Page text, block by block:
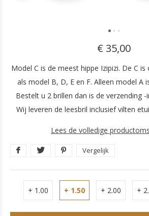
€ 35,00
Model C is de meest hippe Izipizi. De C
als model B, D, E en F. Alleen model A
Bestelt u 2 brillen dan is de verzending
Wij leveren de leesbril inclusief vilten
Lees de volledige
Vergelijk
+ 1.00 + 1.50 + 2.00 +